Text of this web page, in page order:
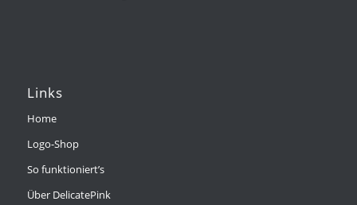
Links
Home
Logo-Shop
So funktioniert’s
Über DelicatePink